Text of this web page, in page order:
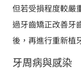
但若受損程度較嚴
過牙齒矯正改善牙
後，再進行重新植
牙周病與感染